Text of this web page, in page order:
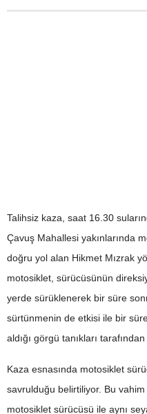
Talihsiz kaza, saat 16.30
Çavuş Mahallesi yakınlarında
doğru yol alan Hikmet Mızrak
motosiklet, sürücüsünün
yerde sürüklenerek bir süre
sürtünmenin de etkisi ile bir
aldığı görgü tanıkları
Kaza esnasında motosiklet
savrulduğu belirtiliyor. Bu vahim
motosiklet sürücüsü ile aynı